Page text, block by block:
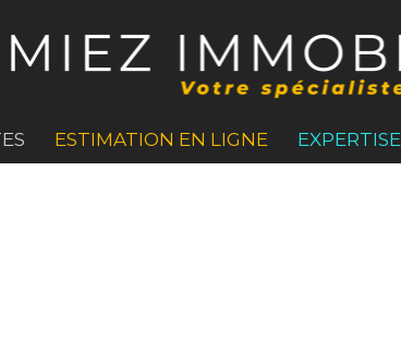
ESTIMATION EN LIGNE EXPERTISE